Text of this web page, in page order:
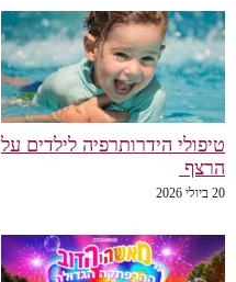
הידרותרפיה לילדים על